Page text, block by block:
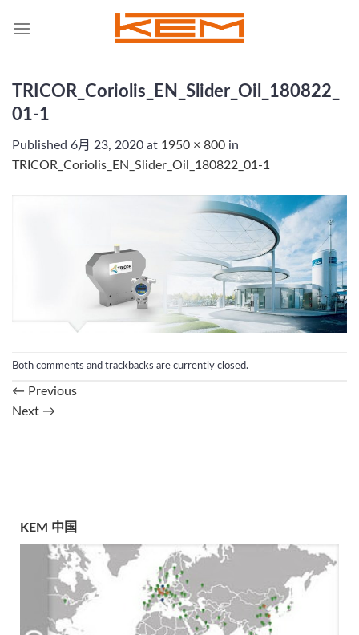
TRICOR_Coriolis_EN_Slider_Oil_180822_
01-1
Published 6月 23, 2020 at 1950 × 800 in
TRICOR_Coriolis_EN_Slider_Oil_180822_01-1
Both comments and trackbacks are currently closed.
← Previous
Next →
KEM 中国